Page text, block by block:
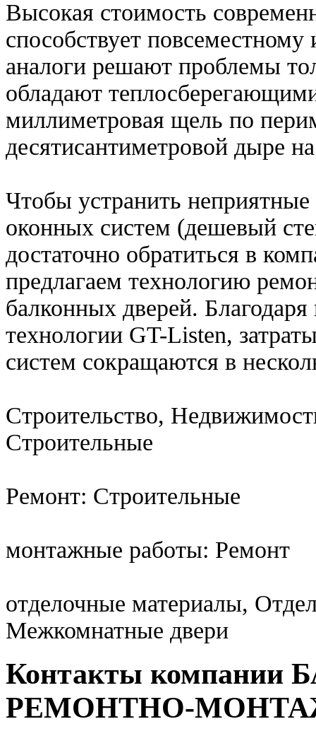
Высокая стоимость
способствует
аналоги решают проблемы
обладают
миллиметровая щель по
десятисантиметровой дыре
Чтобы устранить
оконных систем (дешевый
достаточно обратиться в
предлагаем технологию
балконных дверей.
технологии GT-Listen,
систем сокращаются в
Строительство,
Строительные
Ремонт: Строительные
монтажные работы: Ремонт
отделочные материалы,
Межкомнатные двери
Контакты
РЕМОНТНО-